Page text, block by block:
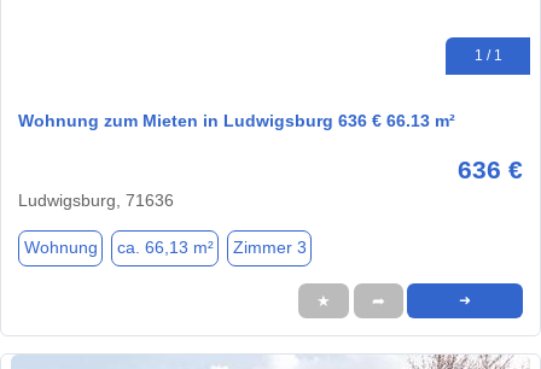
1 / 1
Wohnung zum Mieten in Ludwigsburg 636 € 66.13 m²
636 €
Ludwigsburg, 71636
Wohnung ca. 66,13 m² Zimmer 3
★ ➦ ➜